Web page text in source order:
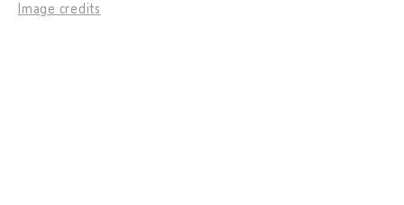
Image credits